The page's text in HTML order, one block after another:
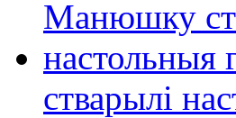
стварылі